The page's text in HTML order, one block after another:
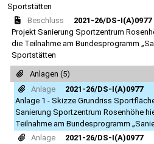
Sportstätten
Beschluss
2021-26/DS-I(A)0977
Projekt Sanierung Sportzentrum
die Teilnahme am Bundesprogramm
Sportstätten
Anlagen (5)
Anlage
2021-26/DS-I(A)0977
Anlage 1 - Skizze Grundriss
Sanierung Sportzentrum Rosenhöhe
Teilnahme am Bundesprogramm
Anlage
2021-26/DS-I(A)0977